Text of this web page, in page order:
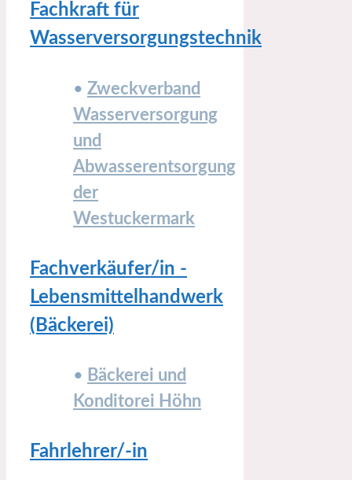
Fachkraft für
Wasserversorgungstechnik
• Zweckverband
Wasserversorgung
und
Abwasserentsorgung
der
Westuckermark
Fachverkäufer/in -
Lebensmittelhandwerk
(Bäckerei)
• Bäckerei und
Konditorei Höhn
Fahrlehrer/-in